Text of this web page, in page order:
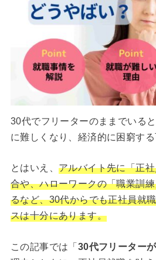
30代でフリーターのままでいる
に難しくなり、経済的に困窮する
とはいえ、 アルバイト先に「正
合や、ハローワークの「職業訓
るなど、30代からでも正社員就
スは十分にあります。
この記事では「 30代フリーター